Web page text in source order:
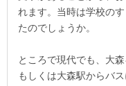
れます。当時は学校の
たのでしょうか。
ところで現代でも、大
もしくは大森駅からバ